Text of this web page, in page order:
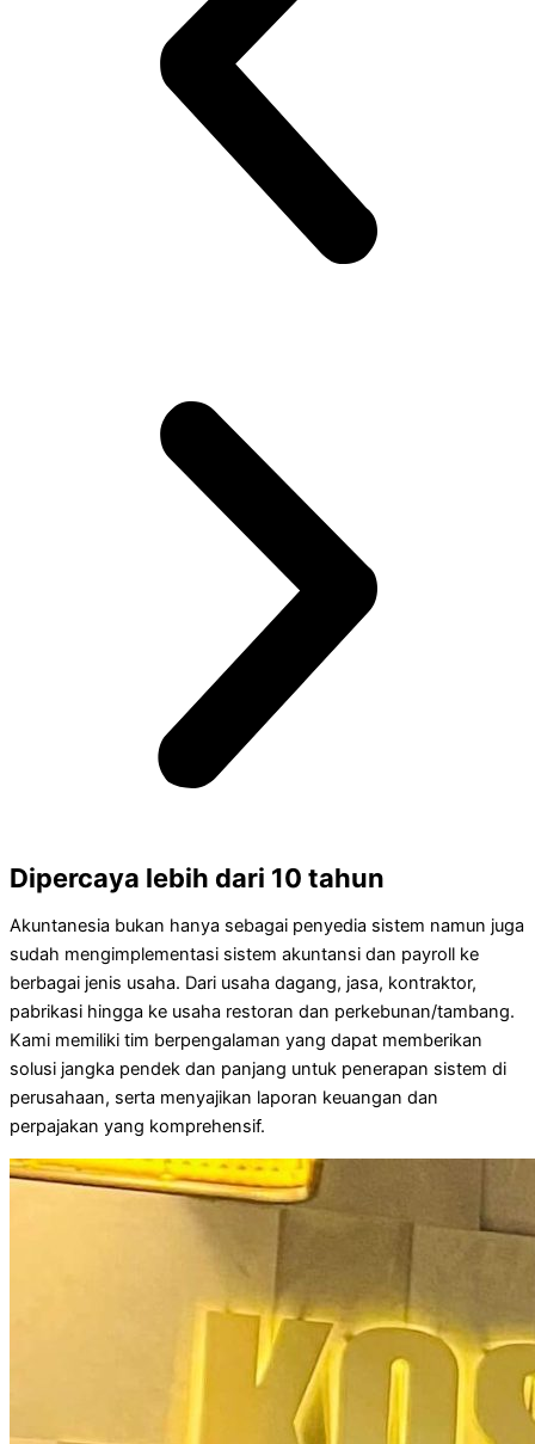
Dipercaya lebih dari 10 tahun
Akuntanesia bukan hanya sebagai penyedia sistem namun juga
sudah mengimplementasi sistem akuntansi dan payroll ke
berbagai jenis usaha. Dari usaha dagang, jasa, kontraktor,
pabrikasi hingga ke usaha restoran dan perkebunan/tambang.
Kami memiliki tim berpengalaman yang dapat memberikan
solusi jangka pendek dan panjang untuk penerapan sistem di
perusahaan, serta menyajikan laporan keuangan dan
perpajakan yang komprehensif.